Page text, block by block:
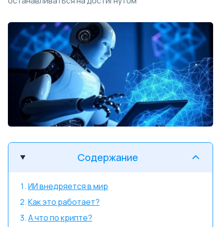
Содержание
ИИ внедряется в мир
Как это работает?
А что по крипте?